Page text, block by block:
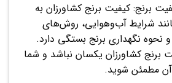
برنج: کیفیت برنج کشاورزان به
شرایط آب‌وهوایی، روش‌های
نگهداری برنج بستگی دارد.
کشاورزان یکسان نباشد و شما
آن مطمئن شوید.